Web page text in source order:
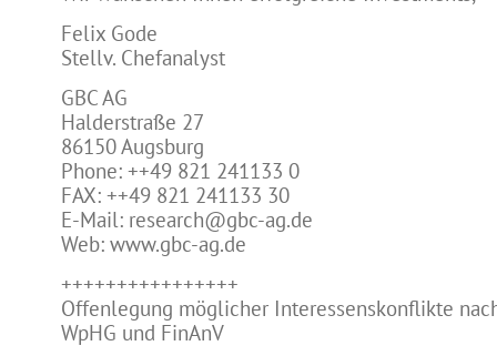
Felix Gode
Stellv. Chefanalyst
GBC AG
Halderstraße 27
86150 Augsburg
Phone: ++49 821 241133 0
FAX: ++49 821 241133 30
E-Mail: research@gbc-ag.de
Web: www.gbc-ag.de
++++++++++++++++
Offenlegung möglicher Interessenskonflikte
WpHG und FinAnV